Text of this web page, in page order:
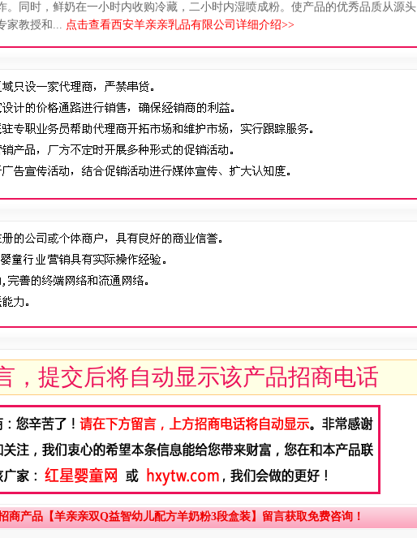
。同时，鲜奶在一小时内收购冷藏，二小时内湿喷成粉。使产品的优秀品质从源头
家教授和... 点击查看西安羊亲亲乳品有限公司详细介绍>>
，提交后将自动显示该产品招商电话
商产品【羊亲亲双Q益智幼儿配方羊奶粉3段盒装】留言获取免费咨询！